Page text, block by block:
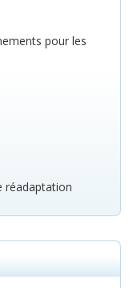
pour les
réadaptation